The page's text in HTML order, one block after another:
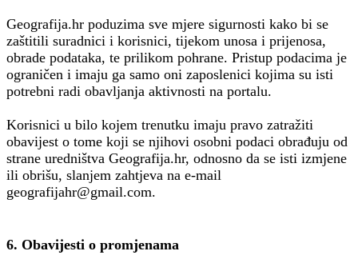
Geografija.hr poduzima sve mjere sigurnosti kako bi se
zaštitili suradnici i korisnici, tijekom unosa i prijenosa,
obrade podataka, te prilikom pohrane. Pristup podacima je
ograničen i imaju ga samo oni zaposlenici kojima su isti
potrebni radi obavljanja aktivnosti na portalu.
Korisnici u bilo kojem trenutku imaju pravo zatražiti
obavijest o tome koji se njihovi osobni podaci obrađuju od
strane uredništva Geografija.hr, odnosno da se isti izmjene
ili obrišu, slanjem zahtjeva na e-mail
geografijahr@gmail.com.
6. Obavijesti o promjenama